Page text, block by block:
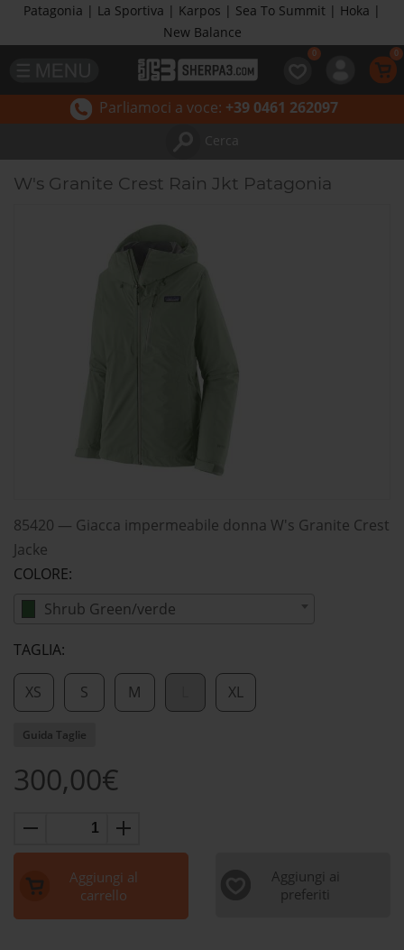
Patagonia | La Sportiva | Karpos | Sea To Summit | Hoka |
New Balance
Parliamoci a voce: +39 0461 262097
Cerca
W's Granite Crest Rain Jkt Patagonia
85420 — Giacca impermeabile donna W's Granite Crest
Jacke
COLORE:
Shrub Green/verde
TAGLIA:
XS S M XL
Guida Taglie
300,00€
Aggiungi al
carrello
Aggiungi ai
preferiti